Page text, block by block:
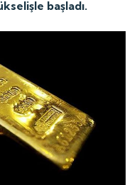
başladı.